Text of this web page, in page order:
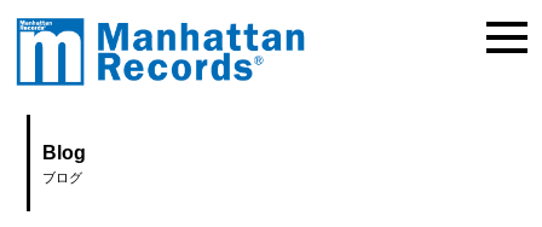
Blog
ブログ